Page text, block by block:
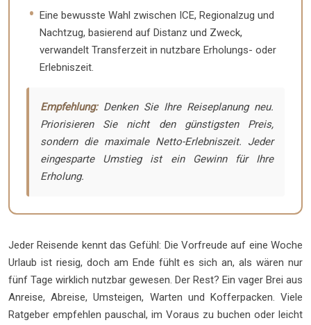
Eine bewusste Wahl zwischen ICE, Regionalzug und
Nachtzug, basierend auf Distanz und Zweck,
verwandelt Transferzeit in nutzbare Erholungs- oder
Erlebniszeit.
Empfehlung:Denken Sie Ihre Reiseplanung neu.
Priorisieren Sie nicht den günstigsten Preis,
sondern die maximale Netto-Erlebniszeit. Jeder
eingesparte Umstieg ist ein Gewinn für Ihre
Erholung.
Jeder Reisende kennt das Gefühl: Die Vorfreude auf eine Woche
Urlaub ist riesig, doch am Ende fühlt es sich an, als wären nur
fünf Tage wirklich nutzbar gewesen. Der Rest? Ein vager Brei aus
Anreise, Abreise, Umsteigen, Warten und Kofferpacken. Viele
Ratgeber empfehlen pauschal, im Voraus zu buchen oder leicht